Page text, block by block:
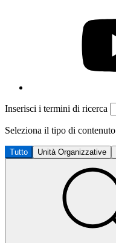
Inserisci i termini di ricerca
Seleziona il tipo di contenuto
Tutto Unità Organizzative